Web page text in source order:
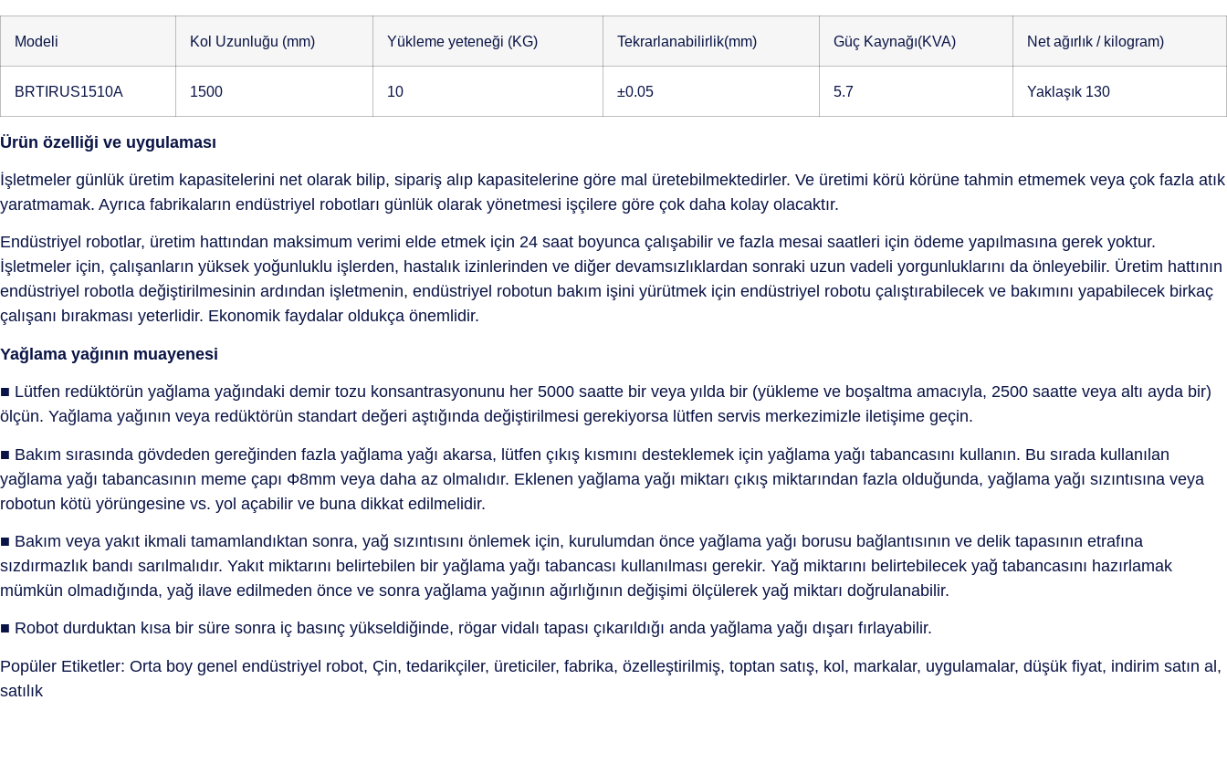
Modeli Kol Uzunluğu (mm) Yükleme yeteneği (KG) Tekrarlanabilirlik(mm) Güç Kaynağı(KVA) Net ağırlık / kilogram)
BRTIRUS1510A 1500 10 ±0.05 5.7 Yaklaşık 130
Ürün özelliği ve uygulaması
İşletmeler günlük üretim kapasitelerini net olarak bilip, sipariş alıp kapasitelerine göre mal üretebilmektedirler. Ve üretimi körü körüne tahmin etmemek veya çok fazla atık
yaratmamak. Ayrıca fabrikaların endüstriyel robotları günlük olarak yönetmesi işçilere göre çok daha kolay olacaktır.
Endüstriyel robotlar, üretim hattından maksimum verimi elde etmek için 24 saat boyunca çalışabilir ve fazla mesai saatleri için ödeme yapılmasına gerek yoktur.
İşletmeler için, çalışanların yüksek yoğunluklu işlerden, hastalık izinlerinden ve diğer devamsızlıklardan sonraki uzun vadeli yorgunluklarını da önleyebilir. Üretim hattının
endüstriyel robotla değiştirilmesinin ardından işletmenin, endüstriyel robotun bakım işini yürütmek için endüstriyel robotu çalıştırabilecek ve bakımını yapabilecek birkaç
çalışanı bırakması yeterlidir. Ekonomik faydalar oldukça önemlidir.
Yağlama yağının muayenesi
■ Lütfen redüktörün yağlama yağındaki demir tozu konsantrasyonunu her 5000 saatte bir veya yılda bir (yükleme ve boşaltma amacıyla, 2500 saatte veya altı ayda bir)
ölçün. Yağlama yağının veya redüktörün standart değeri aştığında değiştirilmesi gerekiyorsa lütfen servis merkezimizle iletişime geçin.
■ Bakım sırasında gövdeden gereğinden fazla yağlama yağı akarsa, lütfen çıkış kısmını desteklemek için yağlama yağı tabancasını kullanın. Bu sırada kullanılan
yağlama yağı tabancasının meme çapı Φ8mm veya daha az olmalıdır. Eklenen yağlama yağı miktarı çıkış miktarından fazla olduğunda, yağlama yağı sızıntısına veya
robotun kötü yörüngesine vs. yol açabilir ve buna dikkat edilmelidir.
■ Bakım veya yakıt ikmali tamamlandıktan sonra, yağ sızıntısını önlemek için, kurulumdan önce yağlama yağı borusu bağlantısının ve delik tapasının etrafına
sızdırmazlık bandı sarılmalıdır. Yakıt miktarını belirtebilen bir yağlama yağı tabancası kullanılması gerekir. Yağ miktarını belirtebilecek yağ tabancasını hazırlamak
mümkün olmadığında, yağ ilave edilmeden önce ve sonra yağlama yağının ağırlığının değişimi ölçülerek yağ miktarı doğrulanabilir.
■ Robot durduktan kısa bir süre sonra iç basınç yükseldiğinde, rögar vidalı tapası çıkarıldığı anda yağlama yağı dışarı fırlayabilir.
Popüler Etiketler: Orta boy genel endüstriyel robot, Çin, tedarikçiler, üreticiler, fabrika, özelleştirilmiş, toptan satış, kol, markalar, uygulamalar, düşük fiyat, indirim satın al,
satılık